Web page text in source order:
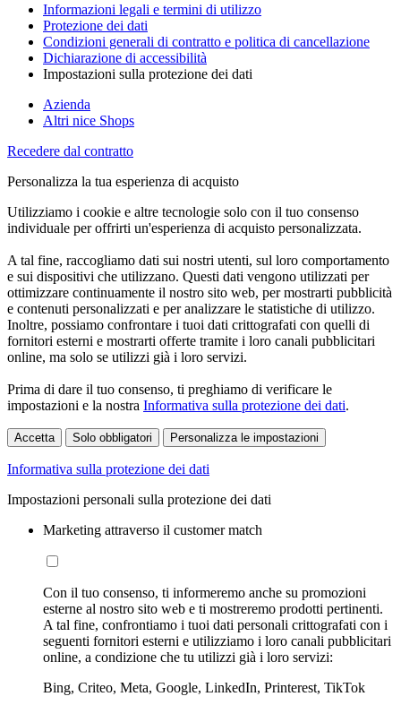
Informazioni legali e termini di utilizzo
Protezione dei dati
Condizioni generali di contratto e politica di cancellazione
Dichiarazione di accessibilità
Impostazioni sulla protezione dei dati
Azienda
Altri nice Shops
Recedere dal contratto
Personalizza la tua esperienza di acquisto
Utilizziamo i cookie e altre tecnologie solo con il tuo consenso
individuale per offrirti un'esperienza di acquisto personalizzata.
A tal fine, raccogliamo dati sui nostri utenti, sul loro comportamento
e sui dispositivi che utilizzano. Questi dati vengono utilizzati per
ottimizzare continuamente il nostro sito web, per mostrarti pubblicità
e contenuti personalizzati e per analizzare le statistiche di utilizzo.
Inoltre, possiamo confrontare i tuoi dati crittografati con quelli di
fornitori esterni e mostrarti offerte tramite i loro canali pubblicitari
online, ma solo se utilizzi già i loro servizi.
Prima di dare il tuo consenso, ti preghiamo di verificare le
impostazioni e la nostra Informativa sulla protezione dei dati.
Accetta Solo obbligatori Personalizza le impostazioni
Informativa sulla protezione dei dati
Impostazioni personali sulla protezione dei dati
Marketing attraverso il customer match
Con il tuo consenso, ti informeremo anche su promozioni
esterne al nostro sito web e ti mostreremo prodotti pertinenti.
A tal fine, confrontiamo i tuoi dati personali crittografati con i
seguenti fornitori esterni e utilizziamo i loro canali pubblicitari
online, a condizione che tu utilizzi già i loro servizi:
Bing, Criteo, Meta, Google, LinkedIn, Printerest, TikTok